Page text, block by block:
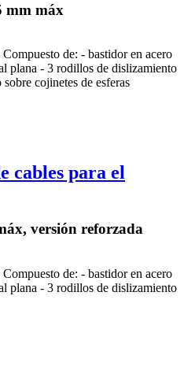
mm máx
de: - bastidor en acero
plana - 3 rodillos de dislizamiento
cojinetes de esferas
cables para el
versión reforzada
de: - bastidor en acero
plana - 3 rodillos de dislizamiento